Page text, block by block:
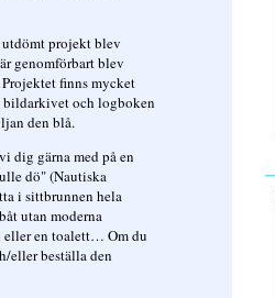
utdömt projekt blev
genomförbart blev
finns mycket
och logboken
den blå.
dig gärna med på en
dö" (Nautiska
i sittbrunnen hela
utan moderna
eller en toalett… Om du
eller beställa den